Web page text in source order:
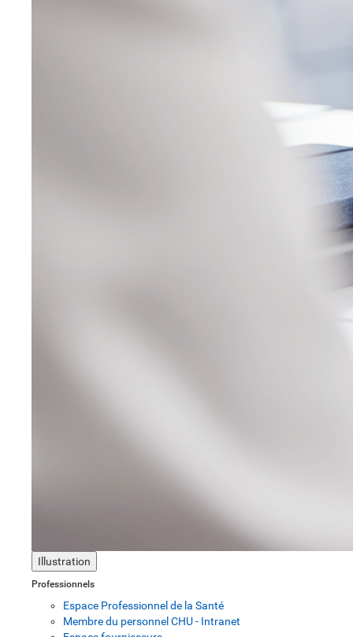
Illustration
Professionnels
Espace Professionnel de la Santé
Membre du personnel CHU - Intranet